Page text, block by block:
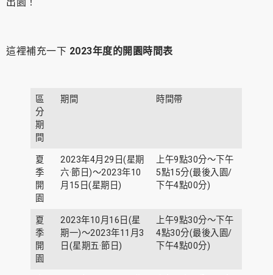
出園！
這裡補充一下 2023年度的開園時間表
區
分
期
間
期間 時間帶
夏
季
開
園
2023年4月29日(星期
六·節日)～2023年10
月15日(星期日)
上午9點30分～下午
5點15分(最後入園/
下午4點00分)
夏
季
開
園
2023年10月16日(星
期一)～2023年11月3
日(星期五·節日)
上午9點30分～下午
4點30分(最後入園/
下午4點00分)